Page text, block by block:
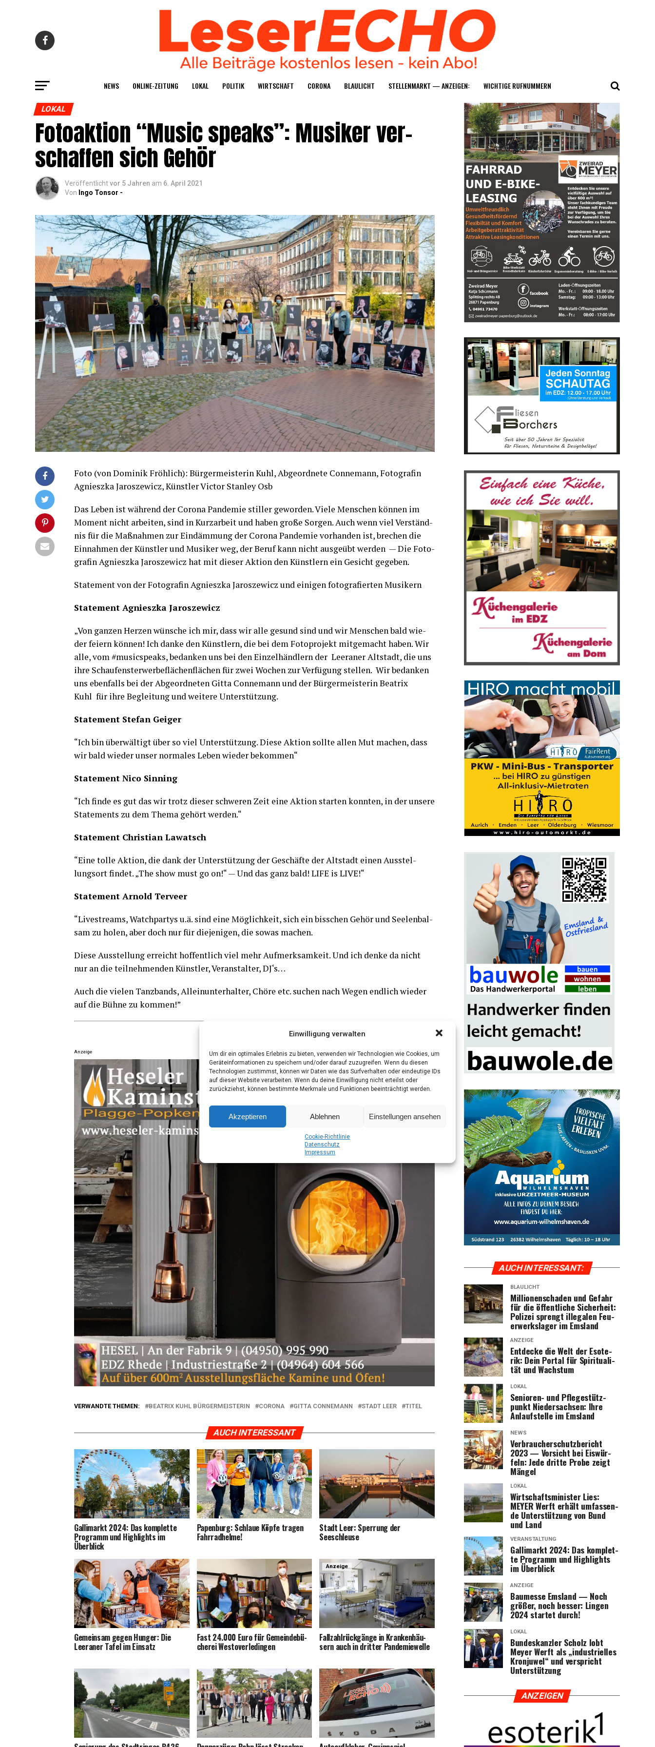
Einwilligung verwalten
Um dir ein optimales Erlebnis zu bieten, verwenden wir Technologien wie Cookies, um
Geräteinformationen zu speichern und/oder darauf zuzugreifen. Wenn du diesen
Technologien zustimmst, können wir Daten wie das Surfverhalten oder eindeutige IDs
auf dieser Website verarbeiten. Wenn du deine Einwilligung nicht erteilst oder
zurückziehst, können bestimmte Merkmale und Funktionen beeinträchtigt werden.
Akzeptieren Ablehnen Einstellungen ansehen
Coo­kie-Richt­li­nie
Daten­schutz
Impres­sum
NEWS ONLINE-ZEI­TUNG LOKAL POLI­TIK WIRT­SCHAFT CORO­NA BLAU­LICHT STEL­LEN­MARKT — ANZEIGEN: WICH­TI­GE RUFNUMMERN
LOKAL
Foto­ak­ti­on “Music speaks”: Musi­ker ver­
schaf­fen sich Gehör
Veröffentlichtvor 5 Jahren am 6. April 2021
Von Ingo Tonsor -
Foto (von Domi­nik Fröh­lich): Bür­ger­meis­te­rin Kuhl, Abge­ord­ne­te Con­ne­mann, Foto­gra­fin
Agnieszka Jaro­sze­wicz, Künst­ler Vic­tor Stan­ley Osb
Das Leben ist wäh­rend der Coro­na Pan­de­mie stil­ler gewor­den. Vie­le Men­schen kön­nen im
Moment nicht arbei­ten, sind in Kurz­ar­beit und haben gro­ße Sor­gen. Auch wenn viel Ver­ständ­
nis für die Maß­nah­men zur Ein­däm­mung der Coro­na Pan­de­mie vor­han­den ist, bre­chen die
Ein­nah­men der Künst­ler und Musi­ker weg, der Beruf kann nicht aus­ge­übt wer­den — Die Foto­
gra­fin Agnieszka Jaro­sze­wicz hat mit die­ser Akti­on den Künst­lern ein Gesicht gegeben.
State­ment von der Foto­gra­fin Agnieszka Jaro­sze­wicz und eini­gen foto­gra­fier­ten Musikern
State­ment Agnieszka Jaroszewicz
„Von gan­zen Her­zen wün­sche ich mir, dass wir alle gesund sind und wir Men­schen bald wie­
der fei­ern kön­nen! Ich dan­ke den Künst­lern, die bei dem Foto­pro­jekt mit­ge­macht haben. Wir
alle, vom #musicspeaks, bedan­ken uns bei den Ein­zel­händ­lern der Leera­ner Alt­stadt, die uns
ihre Schau­fens­ter­wer­be­flä­chen­flä­chen für zwei Wochen zur Ver­fü­gung stel­len. Wir bedan­ken
uns eben­falls bei der Abge­ord­ne­ten Git­ta Con­ne­mann und der Bür­ger­meis­te­rin Bea­trix
Kuhl für ihre Beglei­tung und wei­te­re Unterstützung.
State­ment Ste­fan Geiger
“Ich bin über­wäl­tigt über so viel Unter­stüt­zung. Die­se Akti­on soll­te allen Mut machen, dass
wir bald wie­der unser nor­ma­les Leben wie­der bekommen“
State­ment Nico Sinning
“Ich fin­de es gut das wir trotz die­ser schwe­ren Zeit eine Akti­on star­ten konn­ten, in der unse­re
State­ments zu dem The­ma gehört werden.“
State­ment Chris­ti­an Lawatsch
“Eine tol­le Akti­on, die dank der Unter­stüt­zung der Geschäf­te der Alt­stadt einen Aus­stel­
lungs­ort fin­det. „The show must go on!“ — Und das ganz bald! LIFE is LIVE!“
State­ment Arnold Terveer
“Live­streams, Watch­par­tys u.ä. sind eine Mög­lich­keit, sich ein biss­chen Gehör und See­len­bal­
sam zu holen, aber doch nur für die­je­ni­gen, die sowas machen.
Die­se Aus­stel­lung erreicht hof­fent­lich viel mehr Auf­merk­sam­keit. Und ich den­ke da nicht
nur an die teil­neh­men­den Künst­ler, Ver­an­stal­ter, DJ‘s…
Auch die vie­len Tanz­bands, Allein­un­ter­hal­ter, Chö­re etc. suchen nach Wegen end­lich wie­der
auf die Büh­ne zu kommen!”
Anzeige
VERWANDTE THEMEN: BEATRIX KUHL BÜRGERMEISTERIN CORONA GITTA CONNEMANN STADT LEER TITEL
AUCH INTERESSANT
Gal­li­markt 2024: Das kom­plet­te
Pro­gramm und High­lights im
Überblick
Papen­burg: Schlaue Köp­fe tra­gen
Fahrradhelme!
Stadt Leer: Sper­rung der
Seeschleuse
Gemein­sam gegen Hun­ger: Die
Leera­ner Tafel im Einsatz
Fast 24.000 Euro für Gemein­de­bü­
che­rei Westoverledingen
Anzeige
Fall­zahl­rück­gän­ge in Kran­ken­häu­
sern auch in drit­ter Pandemiewelle
AUCH INTER­ES­SANT:
BLAULICHT
Mil­lio­nen­scha­den und Gefahr
für die öffent­li­che Sicher­heit:
Poli­zei sprengt ille­ga­len Feu­
er­werks­la­ger im Emsland
ANZEIGE
Ent­de­cke die Welt der Eso­te­
rik: Dein Por­tal für Spi­ri­tua­li­
tät und Wachstum
LOKAL
Senio­ren- und Pfle­ge­stütz­
punkt Nie­der­sach­sen: Ihre
Anlauf­stel­le im Emsland
NEWS
Ver­brau­cher­schutz­be­richt
2023 — Vor­sicht bei Eis­wür­
feln: Jede drit­te Pro­be zeigt
Mängel
LOKAL
Wirt­schafts­mi­nis­ter Lies:
MEYER Werft erhält umfas­sen­
de Unter­stüt­zung von Bund
und Land
VERANSTALTUNG
Gal­li­markt 2024: Das kom­plet­
te Pro­gramm und High­lights
im Überblick
ANZEIGE
Bau­mes­se Ems­land — Noch
grö­ßer, noch bes­ser: Lin­gen
2024 star­tet durch!
LOKAL
Bun­des­kanz­ler Scholz lobt
Mey­er Werft als „indus­tri­el­les
Kron­ju­wel“ und ver­spricht
Unterstützung
ANZEI­GEN